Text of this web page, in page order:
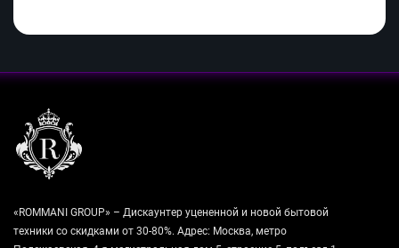
«ROMMANI GROUP» – Дискаунтер уцененной и новой бытовой
техники со скидками от 30-80%. Адрес: Москва, метро